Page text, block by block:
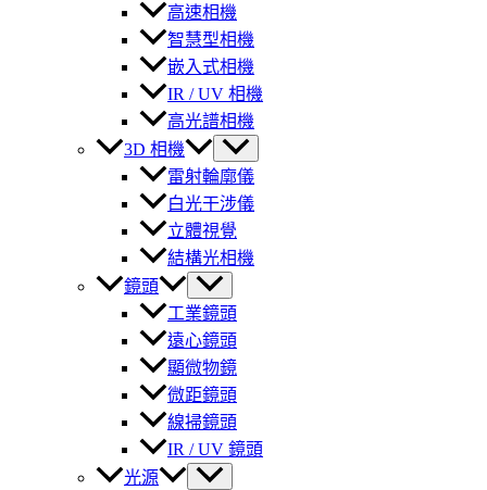
高速相機
智慧型相機
嵌入式相機
IR / UV 相機
高光譜相機
3D 相機
雷射輪廓儀
白光干涉儀
立體視覺
結構光相機
鏡頭
工業鏡頭
遠心鏡頭
顯微物鏡
微距鏡頭
線掃鏡頭
IR / UV 鏡頭
光源